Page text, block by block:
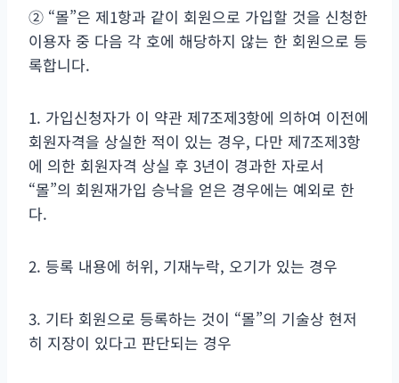
② “몰”은 제1항과 같이 회원으로 가입할 것을 신청한
이용자 중 다음 각 호에 해당하지 않는 한 회원으로 등
록합니다.
1. 가입신청자가 이 약관 제7조제3항에 의하여 이전에
회원자격을 상실한 적이 있는 경우, 다만 제7조제3항
에 의한 회원자격 상실 후 3년이 경과한 자로서
“몰”의 회원재가입 승낙을 얻은 경우에는 예외로 한
다.
2. 등록 내용에 허위, 기재누락, 오기가 있는 경우
3. 기타 회원으로 등록하는 것이 “몰”의 기술상 현저
히 지장이 있다고 판단되는 경우